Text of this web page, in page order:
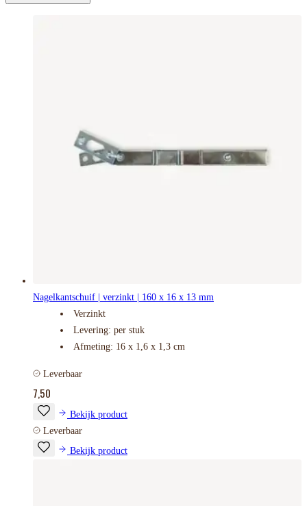
Nagelkantschuif | verzinkt | 160 x 16 x 13 mm
Verzinkt
Levering: per stuk
Afmeting: 16 x 1,6 x 1,3 cm
Leverbaar
7,50
Bekijk product
Leverbaar
Bekijk product